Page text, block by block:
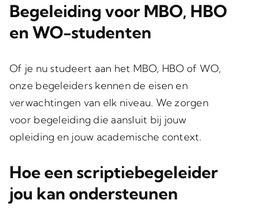
Begeleiding voor MBO, HBO
en WO-studenten
Of je nu studeert aan het MBO, HBO of WO,
onze begeleiders kennen de eisen en
verwachtingen van elk niveau. We zorgen
voor begeleiding die aansluit bij jouw
opleiding en jouw academische context.
Hoe een scriptiebegeleider
jou kan ondersteunen